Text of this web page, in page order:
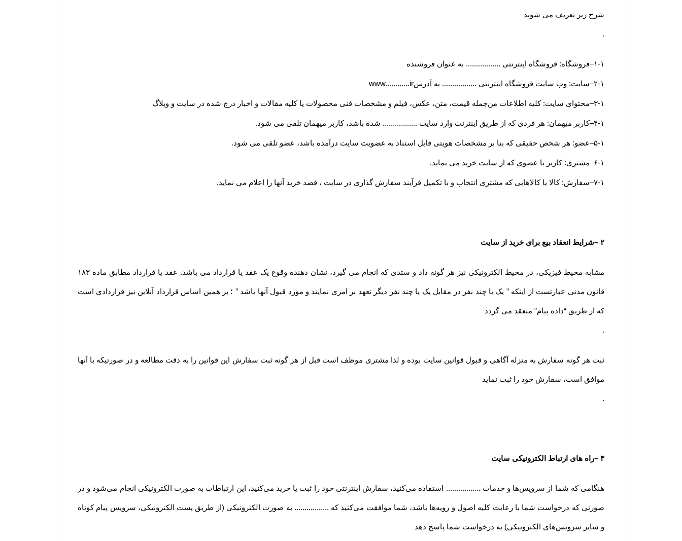
شرح زیر تعریف می شوند
.
۱-۱–فروشگاه: فروشگاه اینترنتی ................. به عنوان فروشنده
۲-۱–سایت: وب سایت فروشگاه اینترنتی ................. به آدرسwww............ir
۳-۱–محتوای سایت: کلیه اطلاعات من‌جمله قیمت، متن، عکس، فیلم و مشخصات فنی محصولات یا کلیه مقالات و اخبار درج شده در سایت و وبلاگ
۴-۱–کاربر میهمان: هر فردی که از طریق اینترنت وارد سایت ................. شده باشد، کاربر میهمان تلقی می شود.
۵-۱–عضو: هر شخص حقیقی که بنا بر مشخصات هویتی قابل استناد به عضویت سایت درآمده باشد، عضو تلقی می شود.
۶-۱–مشتری: کاربر یا عضوی که از سایت خرید می نماید.
۷-۱–سفارش: کالا یا کالاهایی که مشتری انتخاب و با تکمیل فرآیند سفارش گذاری در سایت ، قصد خرید آنها را اعلام می نماید.
۲ –شرایط انعقاد بیع برای خرید از سایت
مشابه محیط فیزیکی، در محیط الکترونیکی نیز هر گونه داد و ستدی که انجام می گیرد، نشان دهنده وقوع یک عقد یا قرارداد می باشد. عقد یا قرارداد مطابق ماده ۱۸۳
قانون مدنی عبارتست از اینکه ” یک یا چند نفر در مقابل یک یا چند نفر دیگر تعهد بر امری نمایند و مورد قبول آنها باشد ” ؛ بر همین اساس قرارداد آنلاین نیز قراردادی است
که از طریق “داده پیام” منعقد می گردد
.
ثبت هر گونه سفارش به منزله آگاهی و قبول قوانین سایت بوده و لذا مشتری موظف است قبل از هر گونه ثبت سفارش این قوانین را به دقت مطالعه و در صورتیکه با آنها
موافق است، سفارش خود را ثبت نماید
.
۳ –راه های ارتباط الکترونیکی سایت
هنگامی که شما از سرویس‌‏ها و خدمات ................. استفاده می‏‌کنید، سفارش اینترنتی خود را ثبت یا خرید می‏‌کنید، این ارتباطات به صورت الکترونیکی انجام می‏‌شود و در
صورتی که درخواست شما با رعایت کلیه اصول و رویه‏‌ها باشد، شما موافقت می‌‏کنید که ................. به صورت الکترونیکی (از طریق پست الکترونیکی، سرویس پیام کوتاه
و سایر سرویس‌های الکترونیکی) به درخواست شما پاسخ دهد